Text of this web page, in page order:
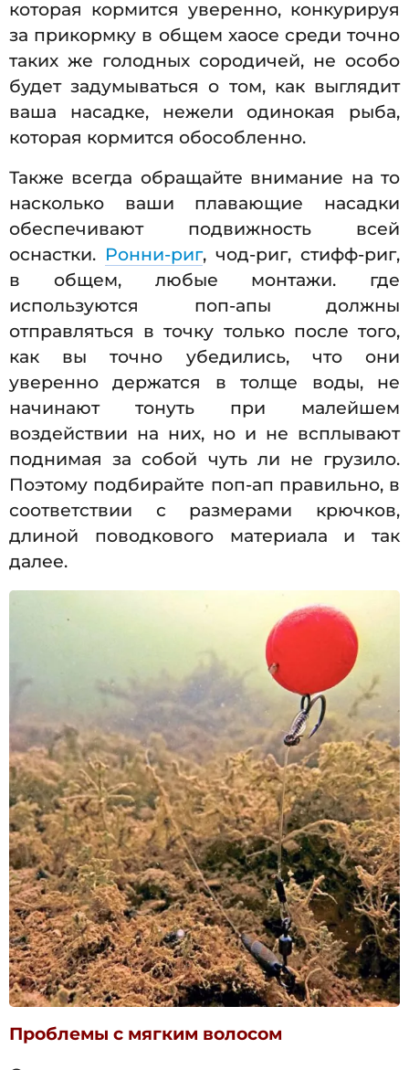
которая кормится уверенно, конкурируя
за прикормку в общем хаосе среди точно
таких же голодных сородичей, не особо
будет задумываться о том, как выглядит
ваша насадке, нежели одинокая рыба,
которая кормится обособленно.
Также всегда обращайте внимание на то
насколько ваши плавающие насадки
обеспечивают подвижность всей
оснастки. Ронни-риг, чод-риг, стифф-риг,
в общем, любые монтажи. где
используются поп-апы должны
отправляться в точку только после того,
как вы точно убедились, что они
уверенно держатся в толще воды, не
начинают тонуть при малейшем
воздействии на них, но и не всплывают
поднимая за собой чуть ли не грузило.
Поэтому подбирайте поп-ап правильно, в
соответствии с размерами крючков,
длиной поводкового материала и так
далее.
Проблемы с мягким волосом